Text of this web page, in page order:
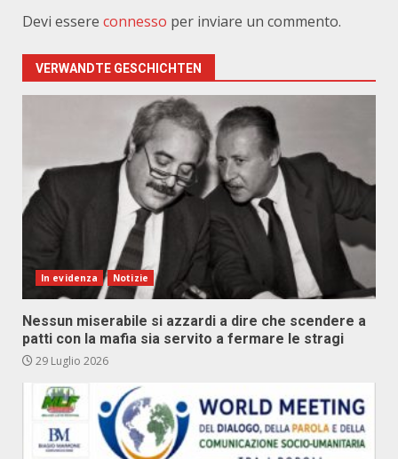
Devi essere connesso per inviare un commento.
VERWANDTE GESCHICHTEN
In evidenza Notizie
Nessun miserabile si azzardi a dire che scendere a
patti con la mafia sia servito a fermare le stragi
29 Luglio 2026